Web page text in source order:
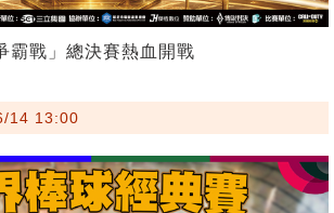
霸戰」總決賽熱血開戰
14 13:00